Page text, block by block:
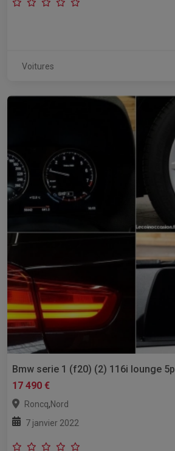
Voitures
Bmw serie 1 (f20) (2) 116i lounge 5p
17 490 €
Roncq,Nord
7 janvier 2022